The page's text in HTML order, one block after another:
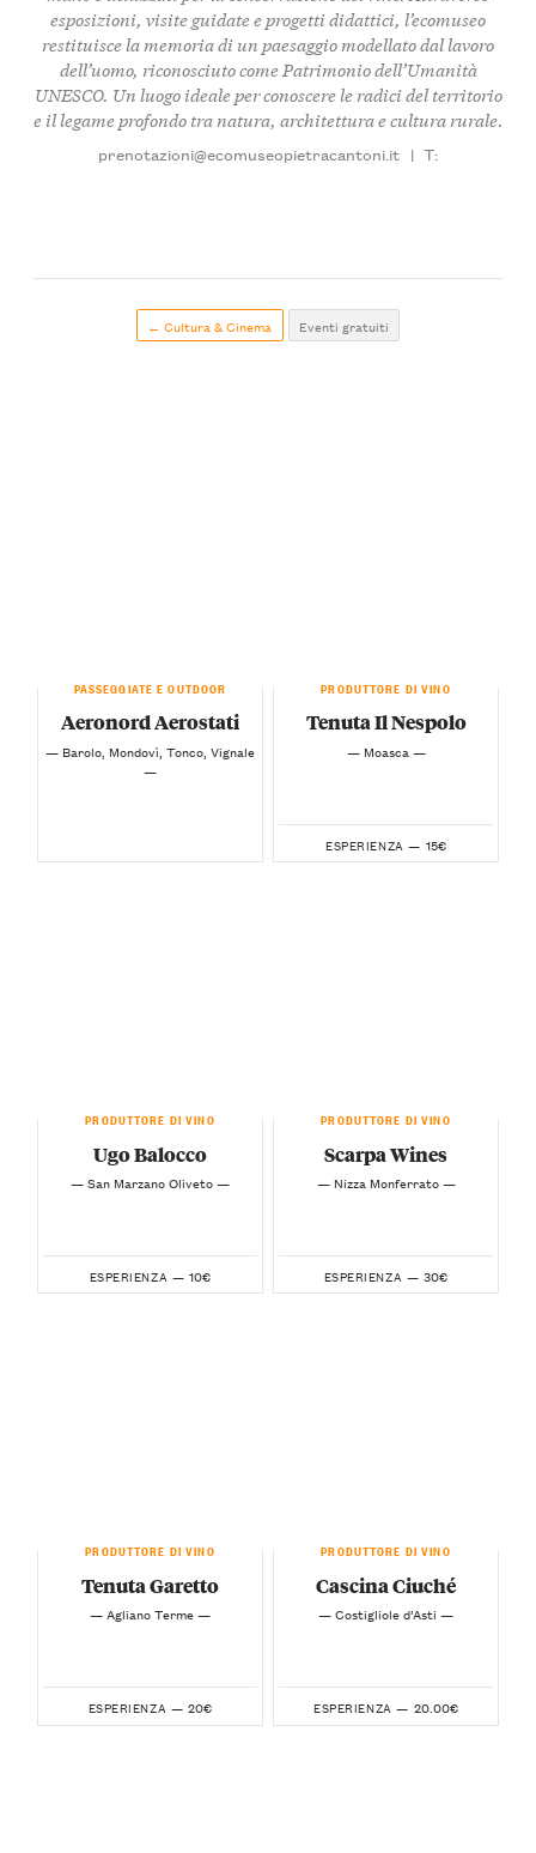
esposizioni, visite guidate e progetti didattici, l’ecomuseo
restituisce la memoria di un paesaggio modellato dal lavoro
dell’uomo, riconosciuto come Patrimonio dell’Umanità
UNESCO. Un luogo ideale per conoscere le radici del territorio
e il legame profondo tra natura, architettura e cultura rurale.
prenotazioni@ecomuseopietracantoni.it | T:
← Cultura & Cinema Eventi gratuiti
PASSEGGIATE E OUTDOOR
Aeronord Aerostati
— Barolo, Mondovì, Tonco, Vignale
—
PRODUTTORE DI VINO
Tenuta Il Nespolo
— Moasca —
ESPERIENZA — 15€
PRODUTTORE DI VINO
Ugo Balocco
— San Marzano Oliveto —
ESPERIENZA — 10€
PRODUTTORE DI VINO
Scarpa Wines
— Nizza Monferrato —
ESPERIENZA — 30€
PRODUTTORE DI VINO
Tenuta Garetto
— Agliano Terme —
ESPERIENZA — 20€
PRODUTTORE DI VINO
Cascina Ciuché
— Costigliole d’Asti —
ESPERIENZA — 20.00€